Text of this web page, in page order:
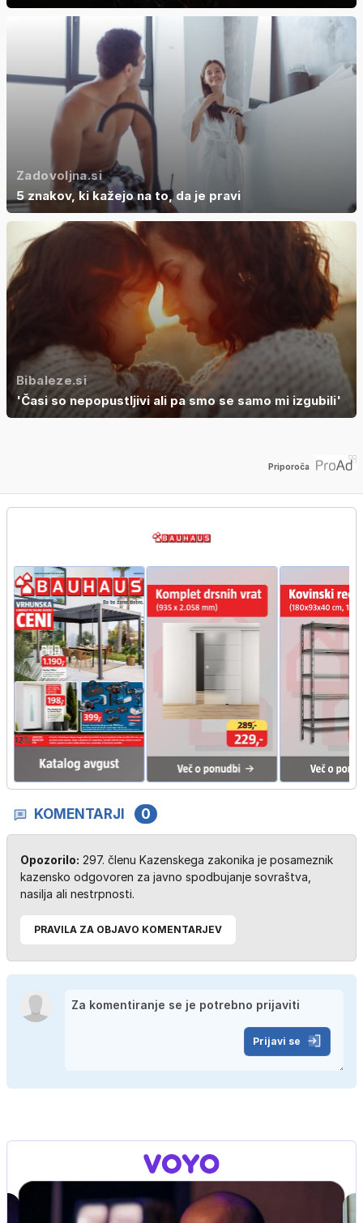
Zadovoljna.si
5 znakov, ki kažejo na to, da je pravi
Bibaleze.si
'Časi so nepopustljivi ali pa smo se samo mi izgubili'
Priporoča
KOMENTARJI 0
Opozorilo: 297. členu Kazenskega zakonika je posameznik
kazensko odgovoren za javno spodbujanje sovraštva,
nasilja ali nestrpnosti.
PRAVILA ZA OBJAVO KOMENTARJEV
Prijavi se